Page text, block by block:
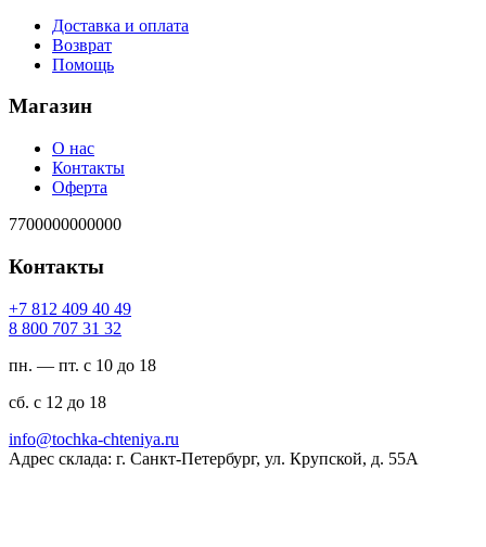
Доставка и оплата
Возврат
Помощь
Магазин
О нас
Контакты
Оферта
7700000000000
Контакты
94 04 904 218 7+
23 13 707 008 8
пн. — пт. с 10 до 18
сб. с 12 до 18
ur.ayinethc-akhcot@ofni
Адрес склада: г. Санкт-Петербург, ул. Крупской, д. 55А